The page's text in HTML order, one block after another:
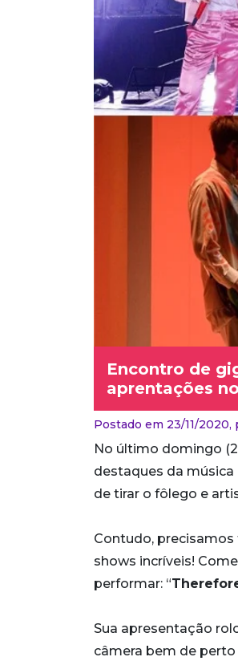
Encontro de
aprentações
Postado em 23/11/2020,
No último domingo
destaques da
de tirar o fôlego e
Contudo, precisamos
shows incríveis!
performar: “
Sua apresentação
câmera bem de